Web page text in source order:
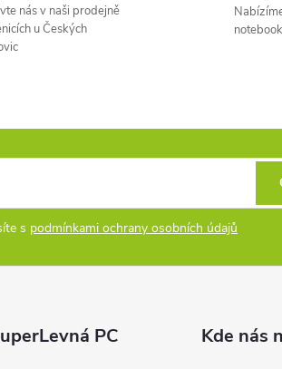
nás v naši prodejně
u Českých
s podmínkami ochrany osobních údajů
PC Kde nás